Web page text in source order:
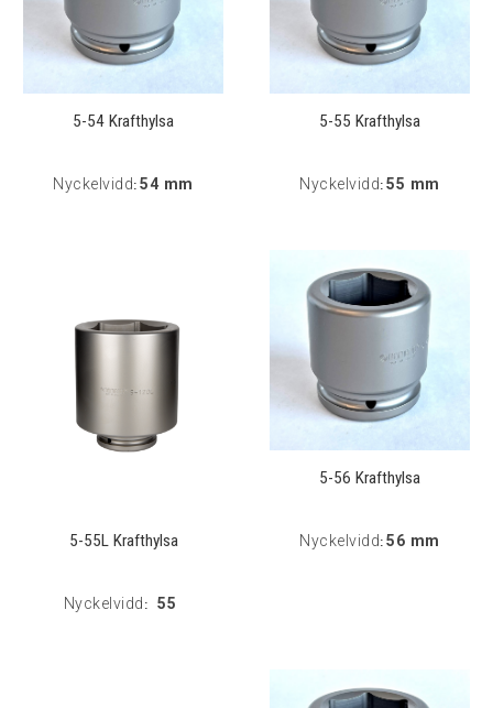
5-54 Krafthylsa
Nyckelvidd: 54 mm
5-55 Krafthylsa
Nyckelvidd: 55 mm
5-55L Krafthylsa
Nyckelvidd : 55
5-56 Krafthylsa
Nyckelvidd: 56 mm